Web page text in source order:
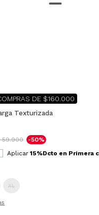
DE $160.000
Texturizada
59.900 -50%
Aplicar 15%Dcto en Primera
XL